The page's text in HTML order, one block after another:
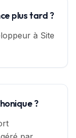
plus tard ?
à Site
?